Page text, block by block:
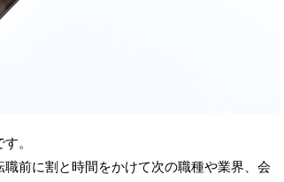
。
前に割と時間をかけて次の職種や業界、会